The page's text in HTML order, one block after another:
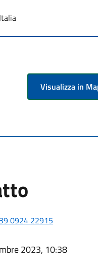
Visualizza in
0924 22915
2023, 10:38